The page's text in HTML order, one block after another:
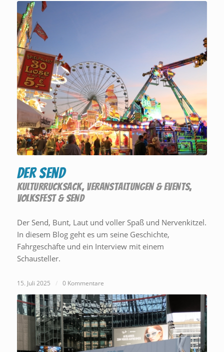
Der Send
KULTURRUCKSACK, VERANSTALTUNGEN & EVENTS,
VOLKSFEST & SEND
Der Send, Bunt, Laut und voller Spaß und Nervenkitzel.
In diesem Blog geht es um seine Geschichte,
Fahrgeschäfte und ein Interview mit einem
Schausteller.
15. Juli 2025 / 0 Kommentare